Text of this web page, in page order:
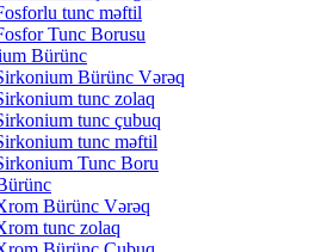
tunc məftil
Tunc Borusu
Bürünc
Bürünc Vərəq
tunc zolaq
tunc çubuq
tunc məftil
Tunc Boru
Bürünc Vərəq
tunc zolaq